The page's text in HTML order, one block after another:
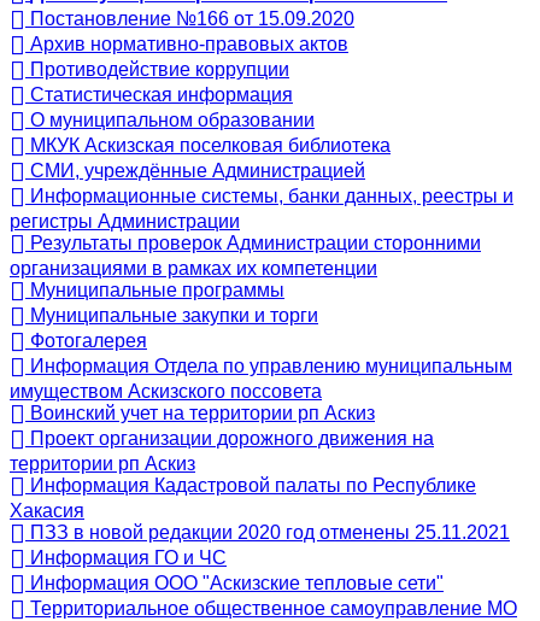
Постановление №166 от 15.09.2020
Архив нормативно-правовых актов
Противодействие коррупции
Статистическая информация
О муниципальном образовании
МКУК Аскизская поселковая библиотека
СМИ, учреждённые Администрацией
Информационные системы, банки данных, реестры и
регистры Администрации
Результаты проверок Администрации сторонними
организациями в рамках их компетенции
Муниципальные программы
Муниципальные закупки и торги
Фотогалерея
Информация Отдела по управлению муниципальным
имуществом Аскизского поссовета
Воинский учет на территории рп Аскиз
Проект организации дорожного движения на
территории рп Аскиз
Информация Кадастровой палаты по Республике
Хакасия
ПЗЗ в новой редакции 2020 год отменены 25.11.2021
Информация ГО и ЧС
Информация ООО "Аскизские тепловые сети"
Территориальное общественное самоуправление МО